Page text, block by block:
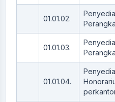
01.01.02.
01.01.03.
01.01.04.